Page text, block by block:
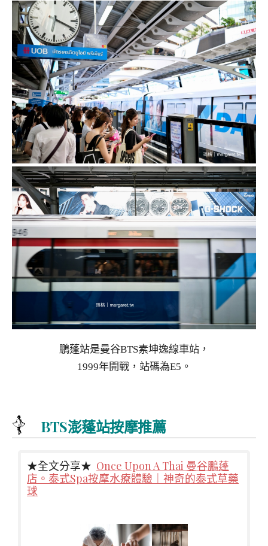
鵬蓬站是曼谷BTS素坤逸線車站，
1999年開戰，站碼為E5。
BTS澎蓬站按摩推薦
★全文分享★ Once Upon A Thai 曼谷鵬蓬
店。泰式Spa按摩水療體驗｜神奇的泰式草藥
球